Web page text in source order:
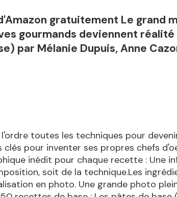
gratuitement Le grand
gourmands deviennent réalité
par Mélanie Dupuis, Anne
toutes les techniques pour
pour inventer ses propres chefs
inédit pour chaque recette : Une
soit de la technique.Les
en photo. Une grande photo